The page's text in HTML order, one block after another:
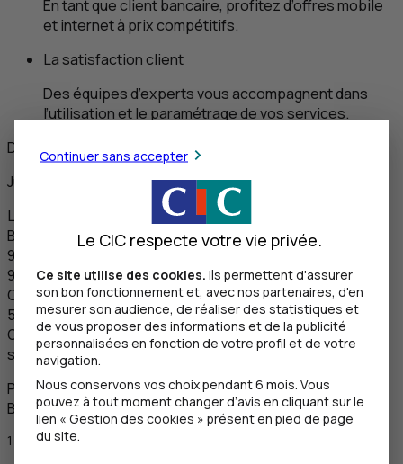
En tant que client bancaire, profitez d’offres mobile
et internet à prix compétitifs.
La satisfaction client
Des équipes d’experts vous accompagnent dans
l’utilisation et le paramétrage de vos services.
Document à caractère publicitaire
Juin 2026
Le
distribue les offres de Bouygues Telecom.
Bouygues Telecom 13-15 avenue du Maréchal Juin
92360 Meudon-la-Forêt.
au capital de
929 207 595,48 € -RCSNanterre 397 480 930.
CIC
Crédit Industriel et Commercial -RCSParis
542 016 381.
Offres disponibles dans les AgencesCICproposant ce
service.
Produits et Services commercialisés par Keyyo, filiale de
Bouygues Telecom
1 Visuel non contractuel.
Continuer sans accepter
Le CIC respecte votre vie privée.
Ce site utilise des cookies. Ils permettent d'assurer
son bon fonctionnement et, avec nos partenaires, d'en
mesurer son audience, de réaliser des statistiques et
de vous proposer des informations et de la publicité
personnalisées en fonction de votre profil et de votre
navigation.
Nous conservons vos choix pendant 6 mois. Vous
pouvez à tout moment changer d’avis en cliquant sur le
lien « Gestion des cookies » présent en pied de page
du site.